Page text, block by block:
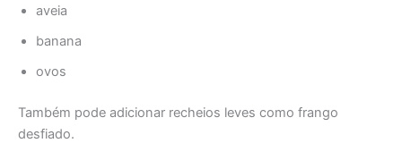
aveia
banana
ovos
Também pode adicionar recheios leves como frango
desfiado.